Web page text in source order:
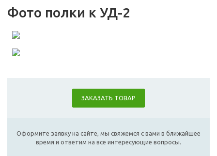
Фото полки к УД-2
ЗАКАЗАТЬ ТОВАР
Оформите заявку на сайте, мы свяжемся с вами в ближайшее
время и ответим на все интересующие вопросы.